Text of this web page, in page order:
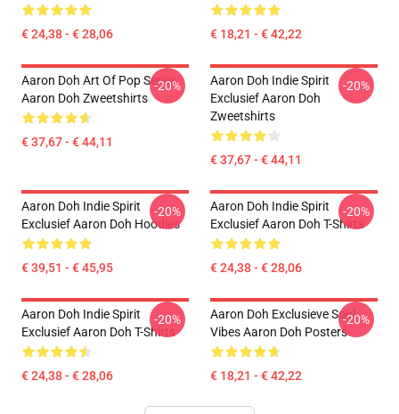
€ 24,38 - € 28,06 € 18,21 - € 42,22
Aaron Doh Art Of Pop Series
Aaron Doh Zweetshirts
€ 37,67 - € 44,11
-20%
Aaron Doh Indie Spirit
Exclusief Aaron Doh
Zweetshirts
€ 37,67 - € 44,11
-20%
Aaron Doh Indie Spirit
Exclusief Aaron Doh Hoodies
€ 39,51 - € 45,95
-20%
Aaron Doh Indie Spirit
Exclusief Aaron Doh T-Shirts
€ 24,38 - € 28,06
-20%
Aaron Doh Indie Spirit
Exclusief Aaron Doh T-Shirts
€ 24,38 - € 28,06
-20%
Aaron Doh Exclusieve Soul
Vibes Aaron Doh Posters
€ 18,21 - € 42,22
-20%